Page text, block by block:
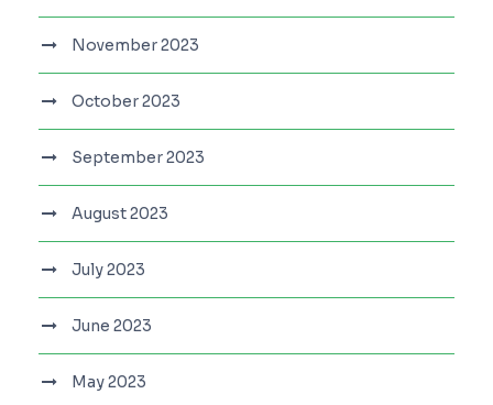
November 2023
October 2023
September 2023
August 2023
July 2023
June 2023
May 2023